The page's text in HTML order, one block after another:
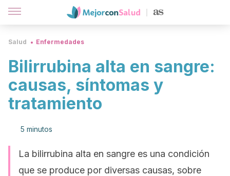
Salud Enfermedades
Bilirrubina alta en sangre:
causas, síntomas y
tratamiento
5 minutos
La bilirrubina alta en sangre es una condición
que se produce por diversas causas, sobre